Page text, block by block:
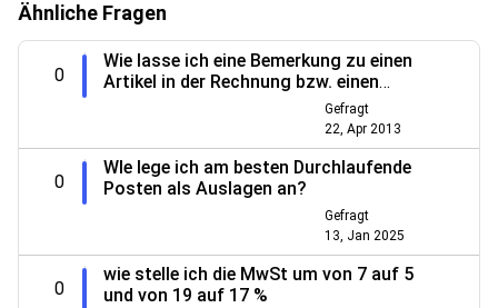
Ähnliche Fragen
0
Wie lasse ich eine Bemerkung zu einen
Artikel in der Rechnung bzw. einen
Gefragt
22, Apr 2013
0
WIe lege ich am besten Durchlaufende
Posten als Auslagen an?
Gefragt
13, Jan 2025
0
wie stelle ich die MwSt um von 7 auf 5
und von 19 auf 17 %